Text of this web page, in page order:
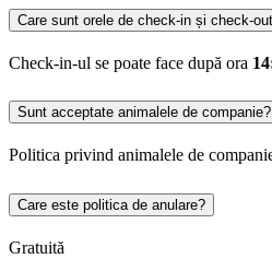
Care sunt orele de check-in și check-
Check-in-ul se poate face după ora
Sunt acceptate animalele de companie?
Politica privind animalele de
Care este politica de anulare?
Gratuită